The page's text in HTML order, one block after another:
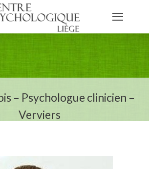
– Psychologue clinicien –
Verviers